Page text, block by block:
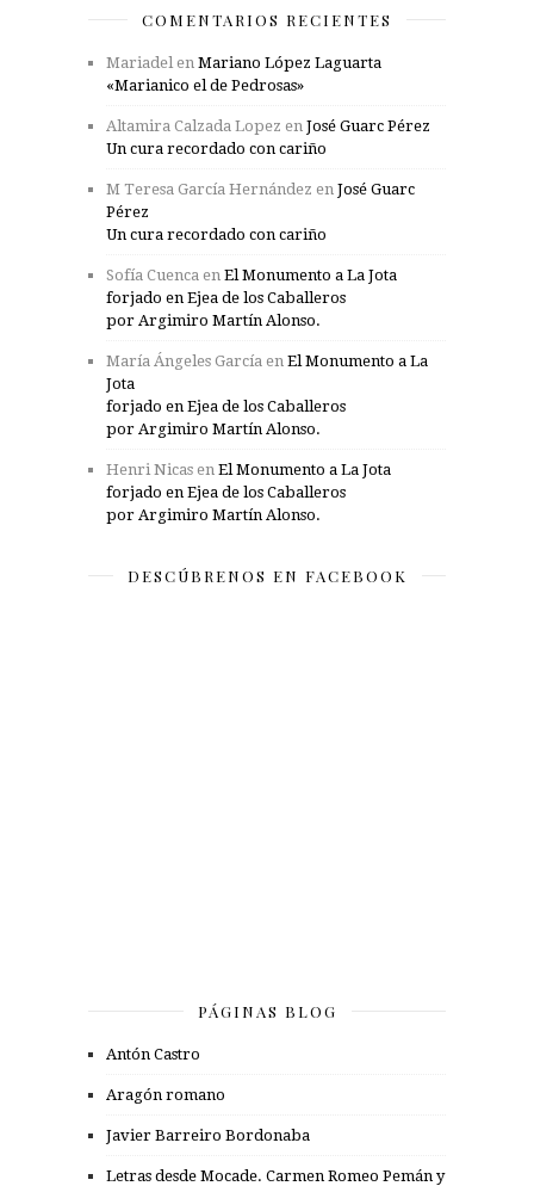
COMENTARIOS RECIENTES
Mariadel en Mariano López Laguarta
«Marianico el de Pedrosas»
Altamira Calzada Lopez en José Guarc Pérez
Un cura recordado con cariño
M Teresa García Hernández en José Guarc
Pérez
Un cura recordado con cariño
Sofía Cuenca en El Monumento a La Jota
forjado en Ejea de los Caballeros
por Argimiro Martín Alonso.
María Ángeles García en El Monumento a La
Jota
forjado en Ejea de los Caballeros
por Argimiro Martín Alonso.
Henri Nicas en El Monumento a La Jota
forjado en Ejea de los Caballeros
por Argimiro Martín Alonso.
DESCÚBRENOS EN FACEBOOK
PÁGINAS BLOG
Antón Castro
Aragón romano
Javier Barreiro Bordonaba
Letras desde Mocade. Carmen Romeo Pemán y